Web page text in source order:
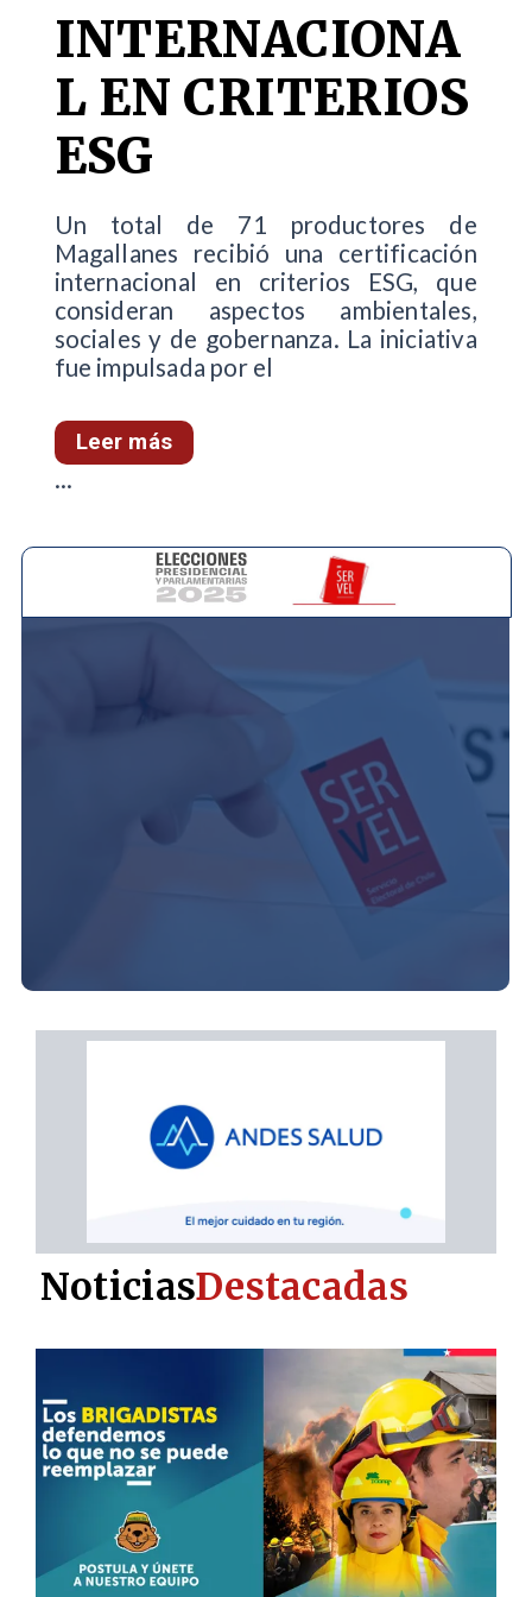
INTERNACIONA
L EN CRITERIOS
ESG
Un total de 71 productores de
Magallanes recibió una certificación
internacional en criterios ESG, que
consideran aspectos ambientales,
sociales y de gobernanza. La iniciativa
fue impulsada por el
Leer más
...
NoticiasDestacadas